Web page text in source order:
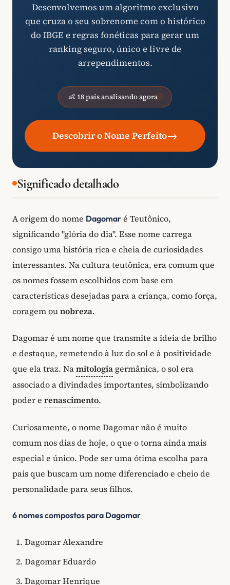
Desenvolvemos um algoritmo exclusivo
que cruza o seu sobrenome com o histórico
do IBGE e regras fonéticas para gerar um
ranking seguro, único e livre de
arrependimentos.
👶 18 pais analisando agora
Descobrir o Nome Perfeito→
Significado detalhado
A origem do nome Dagomar é Teutônico,
significando "glória do dia". Esse nome carrega
consigo uma história rica e cheia de curiosidades
interessantes. Na cultura teutônica, era comum que
os nomes fossem escolhidos com base em
características desejadas para a criança, como força,
coragem ounobreza.
Dagomar é um nome que transmite a ideia de brilho
e destaque, remetendo à luz do sol e à positividade
que ela traz. Namitologia germânica, o sol era
associado a divindades importantes, simbolizando
poder e renascimento.
Curiosamente, o nome Dagomar não é muito
comum nos dias de hoje, o que o torna ainda mais
especial e único. Pode ser uma ótima escolha para
pais que buscam um nome diferenciado e cheio de
personalidade para seus filhos.
6 nomes compostos para Dagomar
Dagomar Alexandre
Dagomar Eduardo
Dagomar Henrique